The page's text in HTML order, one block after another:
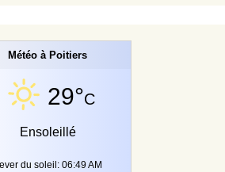
Météo à Poitiers
29°C
Ensoleillé
du soleil: 06:49 AM